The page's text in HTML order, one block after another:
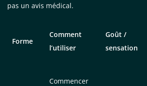
pas un avis médical.
Forme
Comment
l’utiliser
Goût /
sensation
Commencer